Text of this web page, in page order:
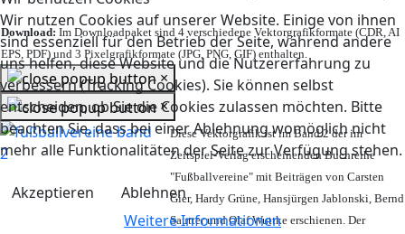
Wir nutzen Cookies auf unserer Website. Einige von ihnen
sind essenziell für den Betrieb der Seite, während andere
uns helfen, diese Website und die Nutzererfahrung zu
verbessern (Tracking Cookies). Sie können selbst
entscheiden, ob Sie die Cookies zulassen möchten. Bitte
beachten Sie, dass bei einer Ablehnung womöglich nicht
mehr alle Funktionalitäten der Seite zur Verfügung stehen.
Akzeptieren
Ablehnen
Weitere Informationen
Download: Im Downloadpaket sind 4 verschiedene Vektorgrafikformate (CDR, AI
EPS, PDF) und 3 Pixelgrafikformate (JPG, PNG, GIF) enthalten.
×
×
Diese Vektorgrafik ist im Band 2 der im
Zeitspiel-Verlag erscheinenden Buchreihe
"Fußballvereine" mit Beiträgen von Carsten
Gier, Hardy Grüne, Hansjürgen Jablonski, Bernd
Sautter und Olaf Wuttke erschienen. Der